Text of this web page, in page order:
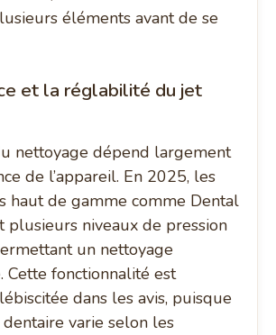
éléments avant de se
et la réglabilité du jet
nettoyage dépend largement
de l’appareil. En 2025, les
haut de gamme comme Dental
plusieurs niveaux de pression
un nettoyage
Cette fonctionnalité est
dans les avis, puisque
varie selon les